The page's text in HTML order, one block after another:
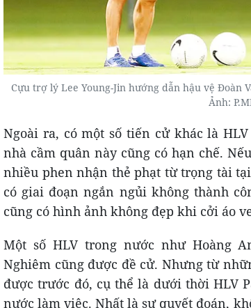
Cựu trợ lý Lee Young-Jin hướng dẫn hậu vệ Đoàn
Ảnh:
Ngoài ra, có một số tiến cử khác là
nhà cầm quân này cũng có hạn chế.
nhiều phen nhận thẻ phạt từ trọng tài
có giai đoạn ngắn ngủi không thành
cũng có hình ảnh không đẹp khi cởi áo
Một số HLV trong nước như Hoàng
Nghiêm cũng được đề cử. Nhưng từ
được trước đó, cụ thể là dưới thời HLV
nước làm việc. Nhất là sự quyết đoán,